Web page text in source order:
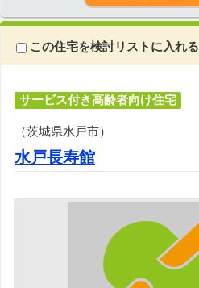
この住宅を検討リストに入れる
サービス付き高齢者向け住宅
（茨城県水戸市）
水戸長寿館